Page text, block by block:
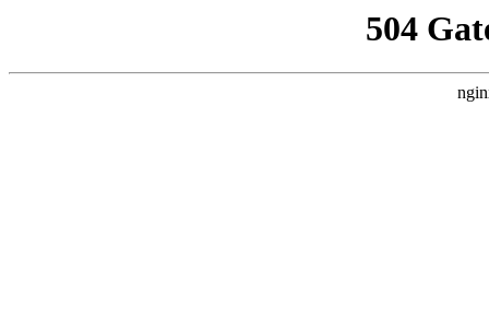
504